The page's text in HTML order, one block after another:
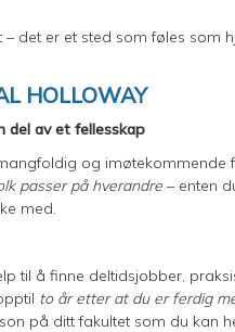
det er et sted som føles som
HOLLOWAY
del av et fellesskap
og imøtekommende
passer på hverandre – enten
med.
til å finne deltidsjobber,
to år etter at du er ferdig
på ditt fakultet som du kan